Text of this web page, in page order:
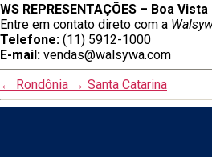
WS REPRESENTAÇÕES – Boa Vista
Entre em contato direto com a
Telefone: (11) 5912-1000
E-mail: vendas@walsywa.com
← Rondônia → Santa Catarina